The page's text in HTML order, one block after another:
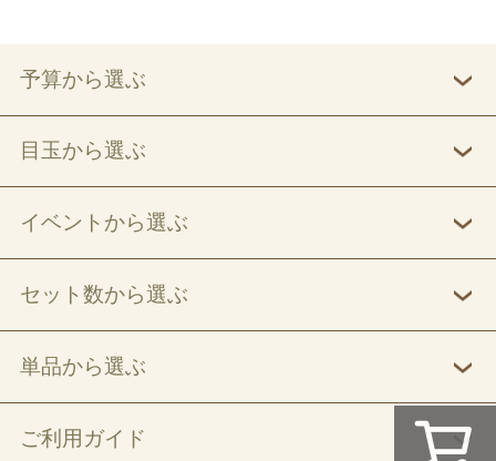
予算から選ぶ
目玉から選ぶ
イベントから選ぶ
セット数から選ぶ
単品から選ぶ
ご利用ガイド